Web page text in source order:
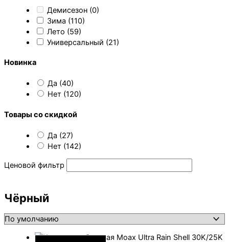
Демисезон (0)
Зима (110)
Лето (59)
Универсальный (21)
Новинка
Да (40)
Нет (120)
Товары со скидкой
Да (27)
Нет (142)
Ценовой фильтр
Чёрный